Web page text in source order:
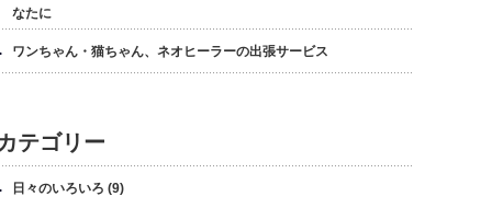
なたに
ワンちゃん・猫ちゃん、ネオヒーラーの出張サービス
テゴリー
日々のいろいろ (9)